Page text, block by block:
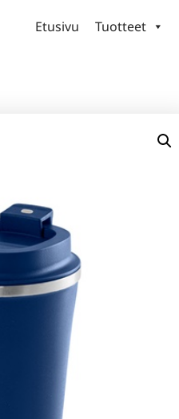
Etusivu Tuotteet